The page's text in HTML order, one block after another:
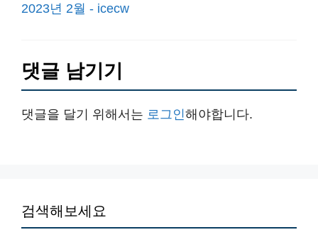
2023년 2월 - icecw
댓글 남기기
댓글을 달기 위해서는 로그인해야합니다.
검색해보세요